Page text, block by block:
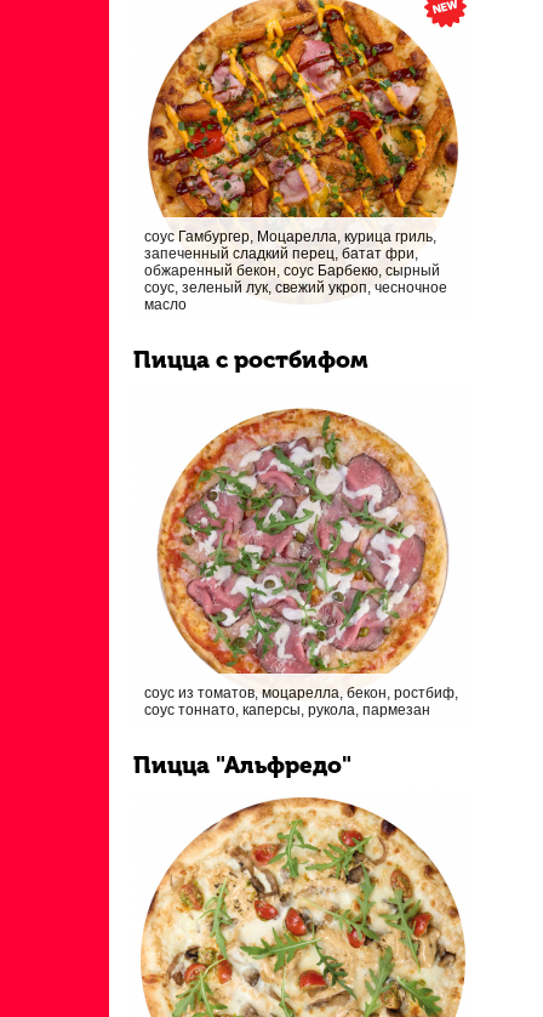
соус Гамбургер, Моцарелла, курица гриль,
запеченный сладкий перец, батат фри,
обжаренный бекон, соус Барбекю, сырный
соус, зеленый лук, свежий укроп, чесночное
масло
Пицца с ростбифом
соус из томатов, моцарелла, бекон, ростбиф,
соус тоннато, каперсы, рукола, пармезан
Пицца "Альфредо"